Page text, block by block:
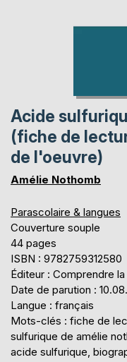
Acide
(fiche de
de l'oeuvre)
Amélie Nothomb
Parascolaire & langues
Couverture souple
44 pages
ISBN : 9782759312580
Éditeur : Comprendre
Date de parution :
Langue : français
Mots-clés : fiche de
sulfurique de amélie
acide sulfurique,